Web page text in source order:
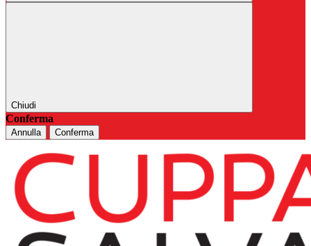
Chiudi
Conferma
Annulla Conferma